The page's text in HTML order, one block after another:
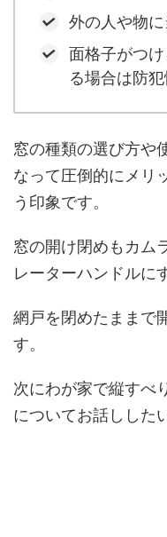
外の人や物
面格子がつ
る場合は防
窓の種類の選び方や
なって圧倒的にメリ
う印象です。
窓の開け閉めもカム
レーターハンドルに
網戸を閉めたままで
す。
次にわが家で縦すべ
についてお話しした